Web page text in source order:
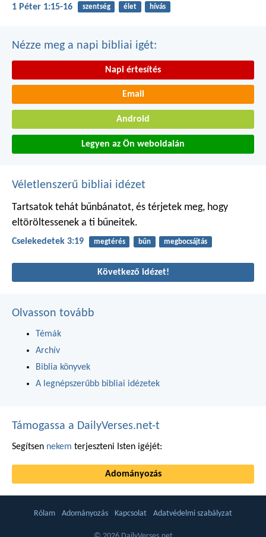
1 Péter 1:15-16 szentség élet hívás
Nézze meg a napi bibliai igét:
Napi értesítés
Email
Android
Legyen az Ön weboldalán
Véletlenszerű bibliai idézet
Tartsatok tehát bűnbánatot, és térjetek meg, hogy
eltöröltessenek a ti bűneitek.
Cselekedetek 3:19 megtérés bűn megbocsájtás
Következő idézet!
Olvasson tovább
Témák
Archív
Biblia könyvek
A legnépszerűbb bibliai idézetek
Támogassa a DailyVerses.net-t
Segítsen nekem terjeszteni Isten igéjét:
Adományozás
Rólam Adományozás Kapcsolat Adatvédelmi szabályzat